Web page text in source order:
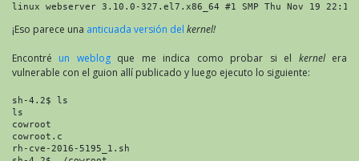
linux webserver 3.10.0-327.el7.x86_64 #1 SMP Thu Nov 19
¡Eso parece una anticuada versión del kernel!
Encontré un weblogque me indica como probar si el kernelera
vulnerable con el guion allí publicado y luego ejecuto lo siguiente:
sh-4.2$ ls
ls
cowroot
cowroot.c
rh-cve-2016-5195_1.sh